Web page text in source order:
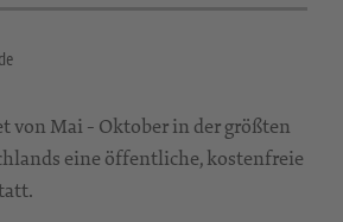
von Mai - Oktober in der größten
eine öffentliche, kostenfreie